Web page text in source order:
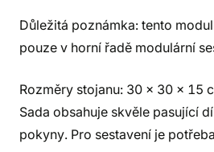
Důležitá poznámka: tento
pouze v horní řadě modulární
Rozměry stojanu: 30 x 30 x 15
Sada obsahuje skvěle pasující
pokyny. Pro sestavení je